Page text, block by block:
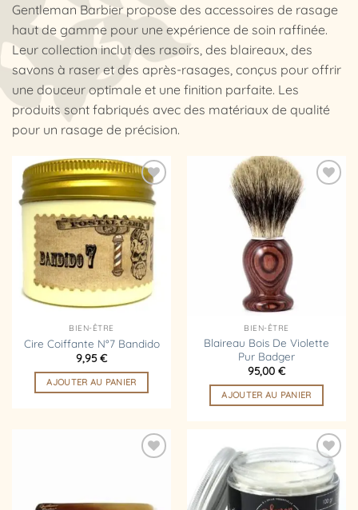
Gentleman Barbier propose des accessoires de rasage
haut de gamme pour une expérience de soin raffinée.
Leur collection inclut des rasoirs, des blaireaux, des
savons à raser et des après-rasages, conçus pour offrir
une douceur optimale et une finition parfaite. Les
produits sont fabriqués avec des matériaux de qualité
pour un rasage de précision.
Ajouter
à la
liste
d’envies
BIEN-ÊTRE
Cire Coiffante N°7 Bandido
9,95€
AJOUTER AU PANIER
BIEN-ÊTRE
Blaireau Bois De Violette
Pur Badger
95,00 €
AJOUTER AU PANIER
d’envies
Ajouter
à la
liste
d’envies